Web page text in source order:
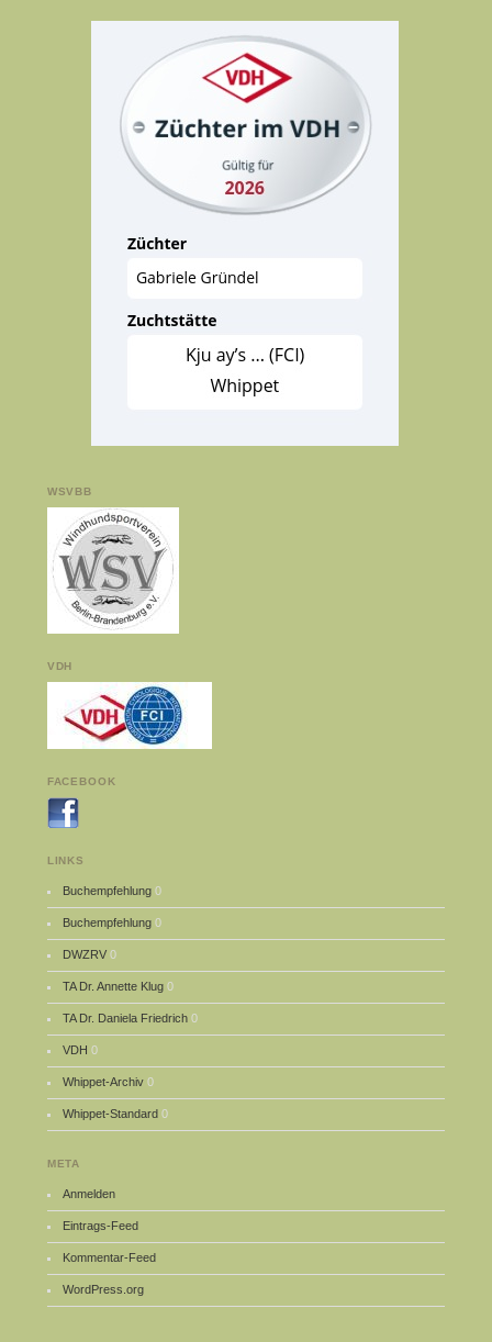
WSVBB
VDH
FACEBOOK
LINKS
Buchempfehlung 0
Buchempfehlung 0
DWZRV 0
TA Dr. Annette Klug 0
TA Dr. Daniela Friedrich 0
VDH 0
Whippet-Archiv 0
Whippet-Standard 0
META
Anmelden
Eintrags-Feed
Kommentar-Feed
WordPress.org